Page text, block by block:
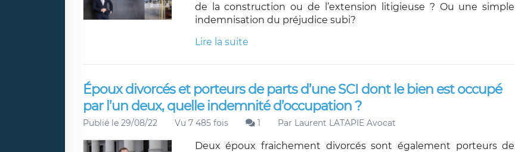
de la construction ou de l’extension litigieuse ? Ou une simple
indemnisation du préjudice subi?
Lire la suite
Époux divorcés et porteurs de parts d’une SCI dont le bien est occupé
par l’un deux, quelle indemnité d’occupation ?
Publié le 29/08/22 Vu 7 485 fois 1 Par Laurent LATAPIE Avocat
Deux époux fraichement divorcés sont également porteurs de